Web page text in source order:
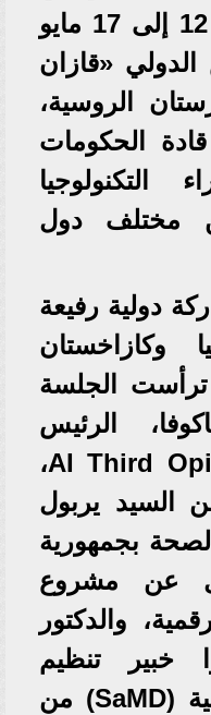
يُعقد خلال الفترة من 12 إلى 17 مايو
الدولي «قازان
الروسية،
الحكومات
التكنولوجيا
مختلف دول
دولية رفيعة
وكازاخستان
ترأست الجلسة
الرئيس
التنفيذي لمنصة AI Third Opinion،
السيد يربول
بجمهورية
عن مشروع
والدكتور
خبير تنظيم
البرمجيات كأجهزة طبية (SaMD) من